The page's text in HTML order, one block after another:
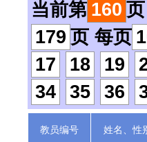
当前第 160 页
179 页 每页
17
18 19
34
35 36
教员编号 姓名、性